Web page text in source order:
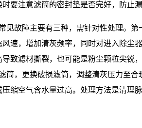
要注意滤筒的密封垫是否完好，防止漏
见故障主要有三种，需针对性处理。
速，增加清灰频率，同时对进入除尘
致滤材撕裂，也可能是粉尘颗粒尖锐，
筒，更换破损滤筒，调整清灰压力至
缩空气含水量过高。处理方法是清理